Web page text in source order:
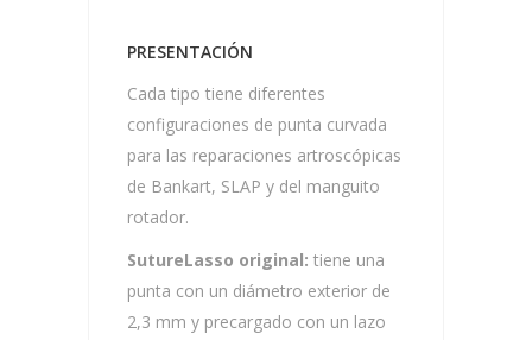
PRESENTACIÓN
Cada tipo tiene diferentes
configuraciones de punta curvada
para las reparaciones artroscópicas
de Bankart, SLAP y del manguito
rotador.
SutureLasso original: tiene una
punta con un diámetro exterior de
2,3 mm y precargado con un lazo